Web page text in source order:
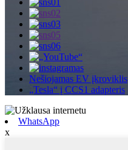
Nešiojamas EV įkroviklis
„Tesla“ į CCS1 adapteris
WhatsApp
x